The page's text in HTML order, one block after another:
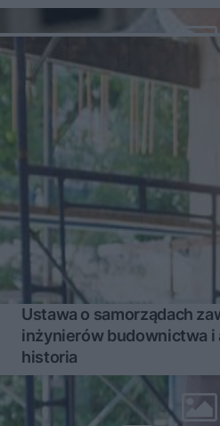
Ustawa o samorządach
inżynierów budownictwa i
historia